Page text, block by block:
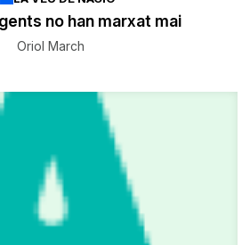
no han marxat mai
Oriol March